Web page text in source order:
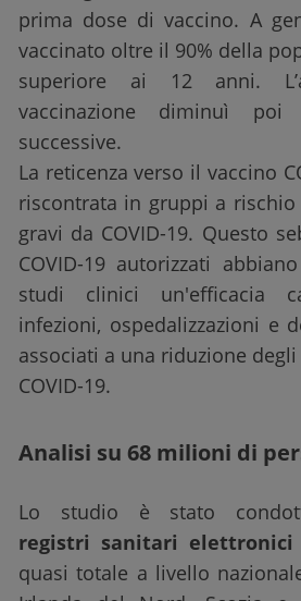
prima dose di vaccino. A
vaccinato oltre il 90% della
superiore ai 12 anni.
vaccinazione diminuì
successive.
La reticenza verso il vaccino
riscontrata in gruppi a
gravi da COVID-19. Questo
COVID-19 autorizzati
studi clinici un'efficacia
infezioni, ospedalizzazioni e
associati a una riduzione
COVID-19.
Analisi su 68 milioni di
Lo studio è stato
registri sanitari elettronici
quasi totale a livello